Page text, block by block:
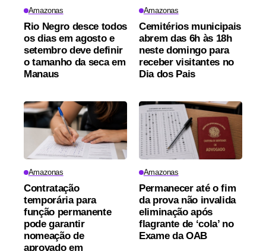
Amazonas
Rio Negro desce todos
os dias em agosto e
setembro deve definir
o tamanho da seca em
Manaus
Amazonas
Cemitérios municipais
abrem das 6h às 18h
neste domingo para
receber visitantes no
Dia dos Pais
Amazonas
Contratação
temporária para
função permanente
pode garantir
nomeação de
aprovado em
Amazonas
Permanecer até o fim
da prova não invalida
eliminação após
flagrante de ‘cola’ no
Exame da OAB